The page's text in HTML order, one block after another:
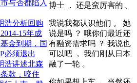
与否都陷入
浩分析回购
15年成
金到期，国
必须退出
浩讲述北森
款，咬住
博士 ， 还是蛮厉害的 。
我说我都认识他们 。 她
说是吗 ？ 哦你们最近还
有融资需求吗 ？ 我说也
可以吧 ， 我们刚从日本
融了一轮 。